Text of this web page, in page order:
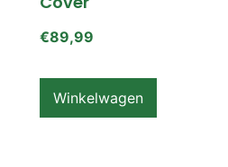
€89,99
Winkelwagen